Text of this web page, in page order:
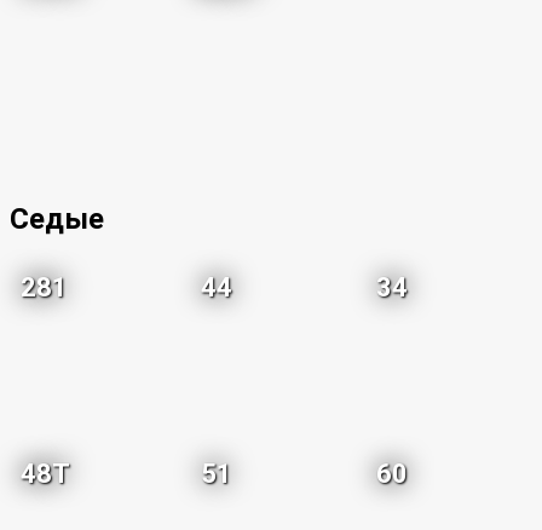
Седые
281 44 34
48T 51 60